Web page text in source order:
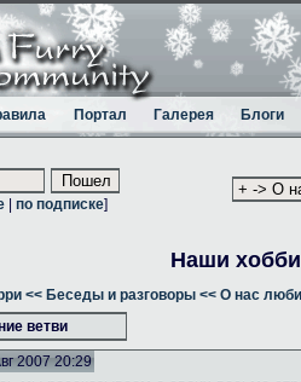
Портал Галерея Блоги
по подписке]
Наши хобби
<< Беседы и разговоры << О нас
ветви
2007 20:29